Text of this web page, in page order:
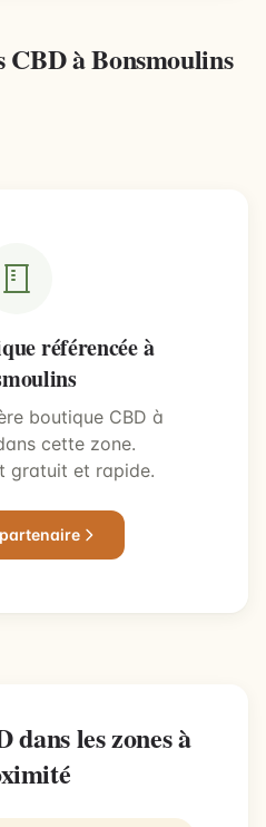
CBD à Bonsmoulins
référencée à
boutique CBD à
cette zone.
gratuit et rapide.
dans les zones à